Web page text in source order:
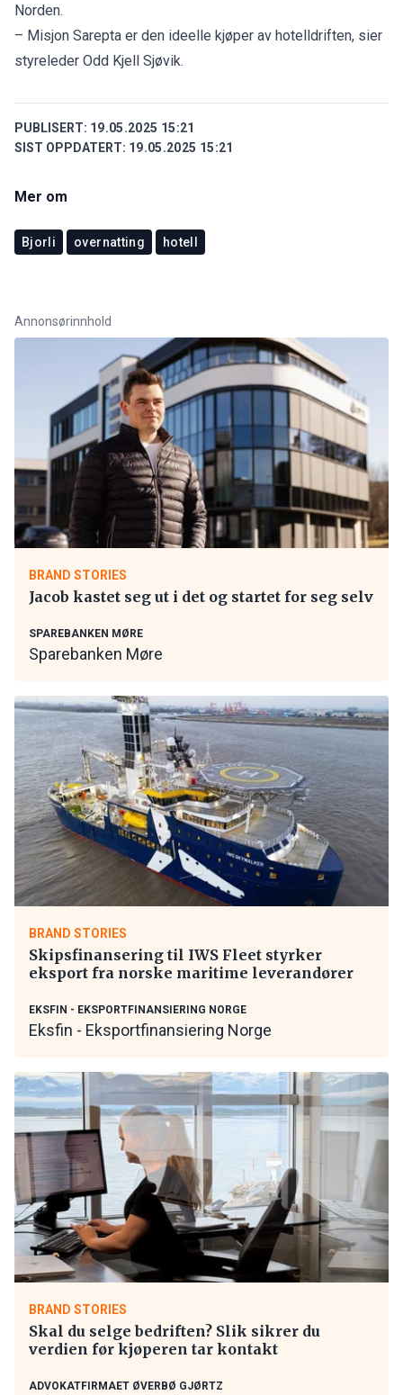
Norden.
– Misjon Sarepta er den ideelle kjøper av hotelldriften, sier
styreleder Odd Kjell Sjøvik.
PUBLISERT: 19.05.2025 15:21
SIST OPPDATERT: 19.05.2025 15:21
Mer om
Bjorli overnatting hotell
Annonsørinnhold
BRAND STORIES
Jacob kastet seg ut i det og startet for seg selv
SPAREBANKEN MØRE
Sparebanken Møre
BRAND STORIES
Skipsfinansering til IWS Fleet styrker
eksport fra norske maritime leverandører
EKSFIN - EKSPORTFINANSIERING NORGE
Eksfin - Eksportfinansiering Norge
BRAND STORIES
Skal du selge bedriften? Slik sikrer du
verdien før kjøperen tar kontakt
ADVOKATFIRMAET ØVERBØ GJØRTZ